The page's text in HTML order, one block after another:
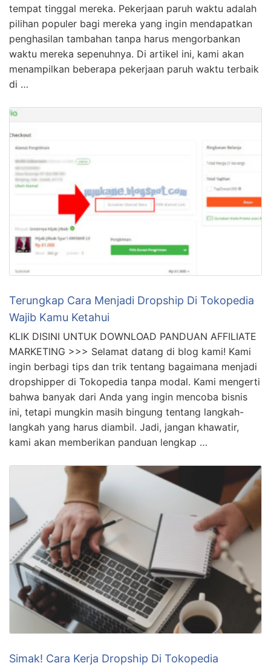
tempat tinggal mereka. Pekerjaan paruh waktu adalah
pilihan populer bagi mereka yang ingin mendapatkan
penghasilan tambahan tanpa harus mengorbankan
waktu mereka sepenuhnya. Di artikel ini, kami akan
menampilkan beberapa pekerjaan paruh waktu terbaik
di …
Terungkap Cara Menjadi Dropship Di Tokopedia
Wajib Kamu Ketahui
KLIK DISINI UNTUK DOWNLOAD PANDUAN AFFILIATE
MARKETING >>> Selamat datang di blog kami! Kami
ingin berbagi tips dan trik tentang bagaimana menjadi
dropshipper di Tokopedia tanpa modal. Kami mengerti
bahwa banyak dari Anda yang ingin mencoba bisnis
ini, tetapi mungkin masih bingung tentang langkah-
langkah yang harus diambil. Jadi, jangan khawatir,
kami akan memberikan panduan lengkap …
Simak! Cara Kerja Dropship Di Tokopedia